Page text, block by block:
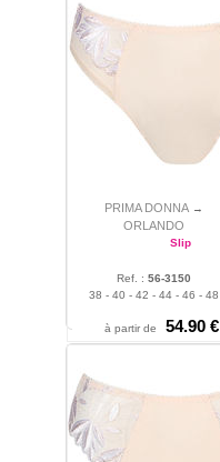
PRIMA DONNA →
ORLANDO
Slip
Ref. : 56-3150
38 - 40 - 42 - 44 - 46 - 48
à partir de 54.90 €